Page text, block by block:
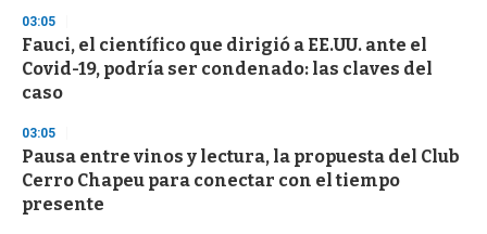
3
s
e
c
o
d
s
03:05
Fauci, el científico que dirigió a EE.UU. ante el
Covid-19, podría ser condenado: las claves del
caso
03:05
Pausa entre vinos y lectura, la propuesta del Club
Cerro Chapeu para conectar con el tiempo
presente